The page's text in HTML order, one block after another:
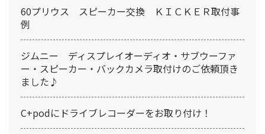
60プリウス スピーカー交換 ＫＩＣＫＥＲ取付事
例
ジムニー ディスプレイオーディオ・サブウーファ
ー・スピーカー・バックカメラ取付けのご依頼頂き
ました♪
C+podにドライブレコーダーをお取り付け！